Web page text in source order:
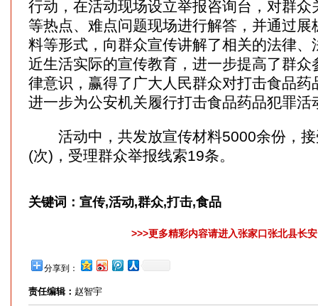
行动，在活动现场设立举报咨询台，对群众
等热点、难点问题现场进行解答，并通过展
料等形式，向群众宣传讲解了相关的法律、
近生活实际的宣传教育，进一步提高了群众
律意识，赢得了广大人民群众对打击食品药
进一步为公安机关履行打击食品药品犯罪活
活动中，共发放宣传材料5000余份，接
(次)，受理群众举报线索19条。
关键词： 宣传,活动,群众,打击,食品
>>>更多精彩内容请进入张家口张北县长
分享到：
责任编辑： 赵智宇